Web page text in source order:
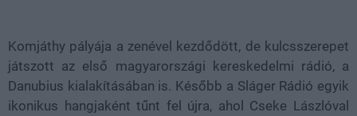
Komjáthy pályája a zenével kezdődött, de kulcsszerepet
játszott az első magyarországi kereskedelmi rádió, a
Danubius kialakításában is. Később a Sláger Rádió egyik
ikonikus hangjaként tűnt fel újra, ahol Cseke Lászlóval